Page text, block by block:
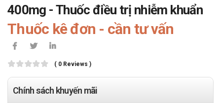
400mg - Thuốc điều trị nhiễm khuẩn
Thuốc kê đơn - cần tư vấn
( 0 Reviews )
Chính sách khuyến mãi